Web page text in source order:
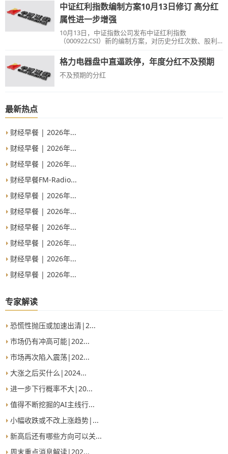
中证红利指数编制方案10月13日修订 高分红
属性进一步增强
10月13日，中证指数公司发布中证红利指数
（000922.CSI）新的编制方案，对历史分红次数、股利
步提升指数可投资性。
格力电器盘中直逼跌停，年度分红不及预期
不及预期的分红
最新热点
财经早餐 | 2026年...
财经早餐 | 2026年...
财经早餐 | 2026年...
财经早餐FM-Radio...
财经早餐 | 2026年...
财经早餐 | 2026年...
财经早餐 | 2026年...
财经早餐 | 2026年...
财经早餐 | 2026年...
财经早餐 | 2026年...
专家解读
恐慌性抛压或加速出清|2...
市场仍有冲高可能|202...
市场再次陷入震荡|202...
大涨之后买什么|2024...
进一步下行概率不大|20...
值得不断挖掘的AI主线行...
小幅收跌或不改上涨趋势|...
新高后还有哪些方向可以关...
周末重点消息解读|202...